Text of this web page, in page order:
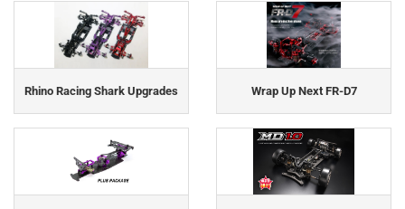
Rhino Racing Shark Upgrades Wrap Up Next FR-D7